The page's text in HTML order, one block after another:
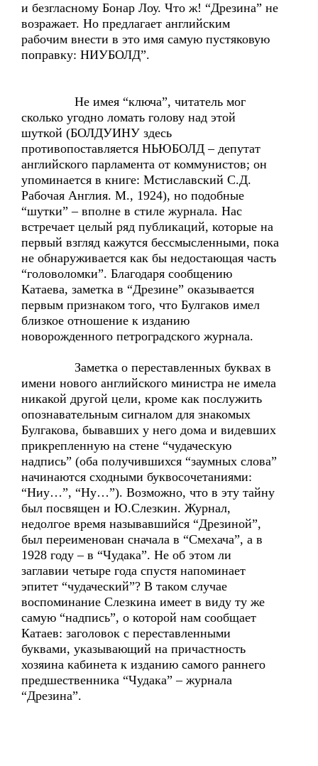
и безгласному Бонар Лоу. Что ж! “Дрезина” не
возражает. Но предлагает английским
рабочим внести в это имя самую пустяковую
поправку: НИУБОЛД”.
Не имея “ключа”, читатель мог
сколько угодно ломать голову над этой
шуткой (БОЛДУИНУ здесь
противопоставляется НЬЮБОЛД – депутат
английского парламента от коммунистов; он
упоминается в книге: Мстиславский С.Д.
Рабочая Англия. М., 1924), но подобные
“шутки” – вполне в стиле журнала. Нас
встречает целый ряд публикаций, которые на
первый взгляд кажутся бессмысленными, пока
не обнаруживается как бы недостающая часть
“головоломки”. Благодаря сообщению
Катаева, заметка в “Дрезине” оказывается
первым признаком того, что Булгаков имел
близкое отношение к изданию
новорожденного петроградского журнала.
Заметка о переставленных буквах в
имени нового английского министра не имела
никакой другой цели, кроме как послужить
опознавательным сигналом для знакомых
Булгакова, бывавших у него дома и видевших
прикрепленную на стене “чудаческую
надпись” (оба получившихся “заумных слова”
начинаются сходными буквосочетаниями:
“Ниу…”, “Ну…”). Возможно, что в эту тайну
был посвящен и Ю.Слезкин. Журнал,
недолгое время называвшийся “Дрезиной”,
был переименован сначала в “Смехача”, а в
1928 году – в “Чудака”. Не об этом ли
заглавии четыре года спустя напоминает
эпитет “чудаческий”? В таком случае
воспоминание Слезкина имеет в виду ту же
самую “надпись”, о которой нам сообщает
Катаев: заголовок с переставленными
буквами, указывающий на причастность
хозяина кабинета к изданию самого раннего
предшественника “Чудака” – журнала
“Дрезина”.